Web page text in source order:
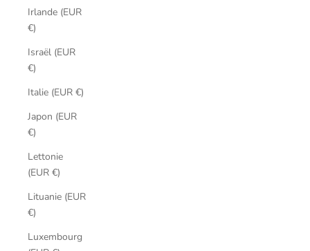
Irlande (EUR
€)
Israël (EUR
€)
Italie (EUR €)
Japon (EUR
€)
Lettonie
(EUR €)
Lituanie (EUR
€)
Luxembourg